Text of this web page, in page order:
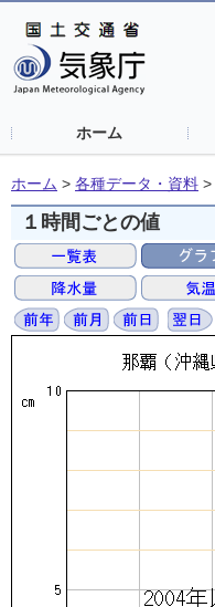
ホーム
ホーム > 各種データ・資料 >
１時間ごとの値